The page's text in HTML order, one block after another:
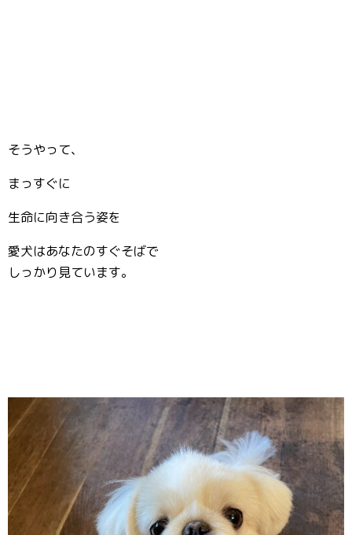
そうやって、
まっすぐに
生命に向き合う姿を
愛犬はあなたのすぐそばで
しっかり見ています。